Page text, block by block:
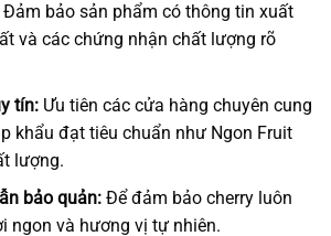
bảo sản phẩm có thông tin xuất
và các chứng nhận chất lượng rõ
tín:Ưu tiên các cửa hàng chuyên cung
khẩu đạt tiêu chuẩn như Ngon Fruit
lượng.
bảo quản:Để đảm bảo cherry luôn
ngon và hương vị tự nhiên.